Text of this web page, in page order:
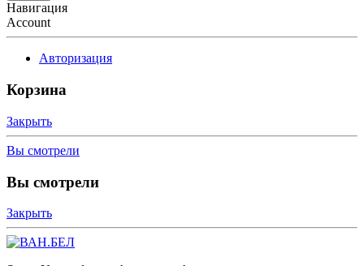
Навигация
Account
Авторизация
Корзина
Закрыть
Вы смотрели
Вы смотрели
Закрыть